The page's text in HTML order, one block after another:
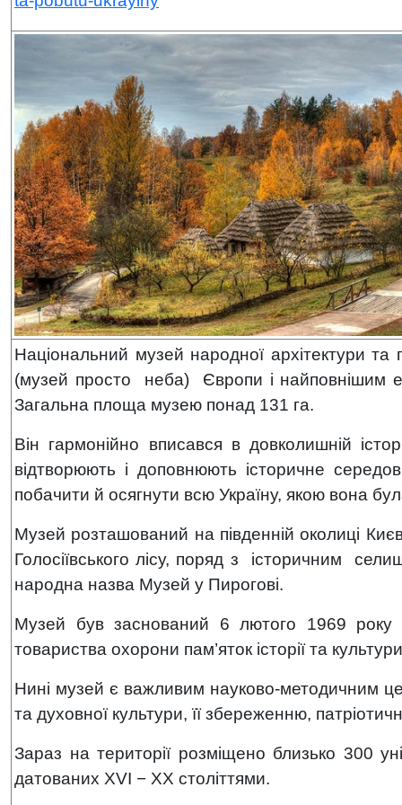
Національний музей народної архітектури
(музей просто неба) Європи і найповнішим
Загальна площа музею понад 131 га.
Він гармонійно вписався в довколишній
відтворюють і доповнюють історичне
побачити й осягнути всю Україну, якою вона
Музей розташований на південній околиці
Голосіївського лісу, поряд з історичним
народна назва Музей у Пирогові.
Музей був заснований 6 лютого 1969 року з
товариства охорони пам’яток історії та
Нині музей є важливим науково-методичним
та духовної культури, її збереженню,
Зараз на території розміщено близько 300
датованих XVI − XX століттями.